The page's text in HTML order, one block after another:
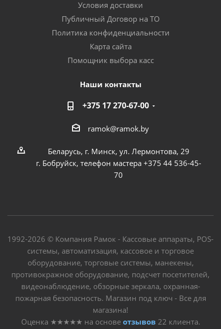
Условия доставки
Публичный Договор на ТО
Политика конфиденциальности
Карта сайта
Помощник выбора касс
Наши контакты
+375 17 270-67-00
ramok@ramok.by
Беларусь, г. Минск, ул. Лермонтова, 29
г. Бобруйск, телефон мастера +375 44 536-45-
70
1992-2026 © Компания Рамок - Кассовые аппараты, POS-
системы, автоматизация, кассовое и торговое
оборудование, торговые системы, манекены,
противокражное оборудование, подсчет посетителей,
видеонаблюдение, обзорные зеркала, охранная-
пожарная безопасность. Магазин под ключ - Все для
магазина!
Оценка ★★★★★ на основе отзывов 22 клиента.